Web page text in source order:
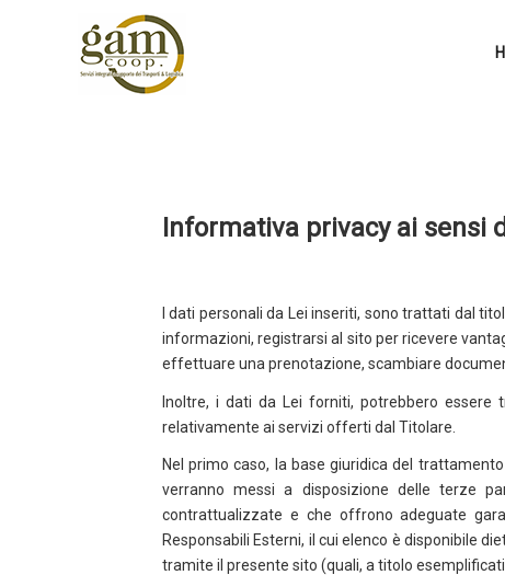
Informativa privacy ai sensi
I dati personali da Lei inseriti, sono trattati dal
informazioni, registrarsi al sito per ricevere
effettuare una prenotazione, scambiare
Inoltre, i dati da Lei forniti, potrebbero essere
relativamente ai servizi offerti dal Titolare.
Nel primo caso, la base giuridica del
verranno messi a disposizione delle terze
contrattualizzate e che offrono adeguate
Responsabili Esterni, il cui elenco è disponibile
tramite il presente sito (quali, a titolo